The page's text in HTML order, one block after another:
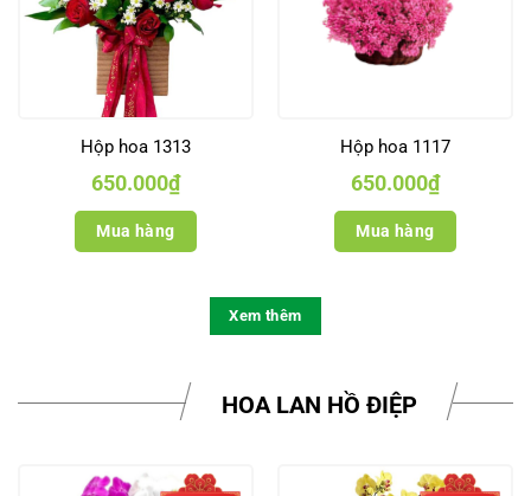
Hộp hoa 1313
650.000₫
Mua hàng
Hộp hoa 1117
650.000₫
Mua hàng
Xem thêm
HOA LAN HỒ ĐIỆP